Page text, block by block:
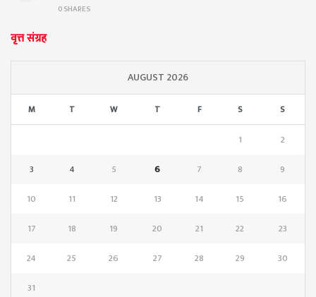
0 SHARES
वृत्त संग्रह
AUGUST 2026
M T W T F S S
1
2
3
4 5 6 7 8
9
10
11 12 13 14 15
16
17
18 19 20 21 22
23
24
25 26 27 28 29
30
31